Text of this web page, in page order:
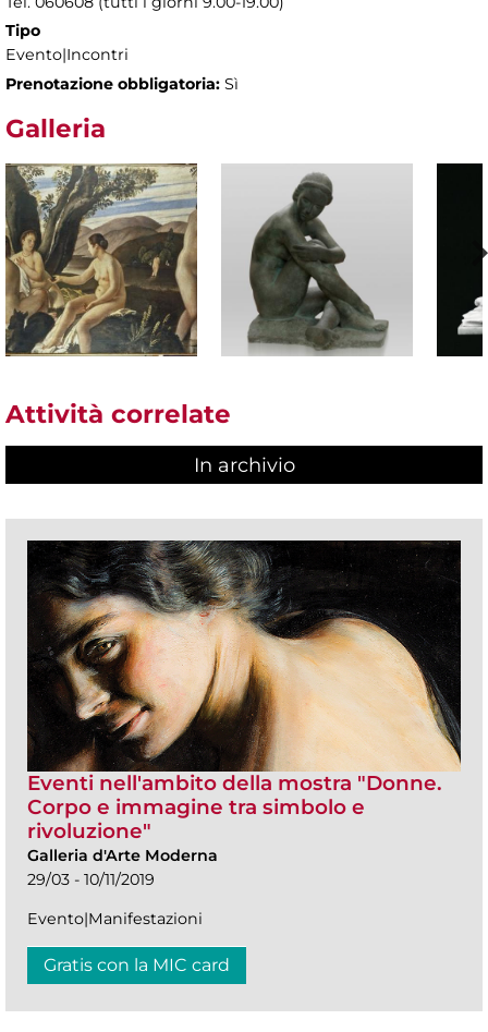
Tipo
Evento|Incontri
Prenotazione obbligatoria: Sì
Galleria
Attività correlate
In archivio
Eventi nell'ambito della mostra "Donne.
Corpo e immagine tra simbolo e
rivoluzione"
Galleria d'Arte Moderna
29/03 - 10/11/2019
Evento|Manifestazioni
Gratis con la MIC card